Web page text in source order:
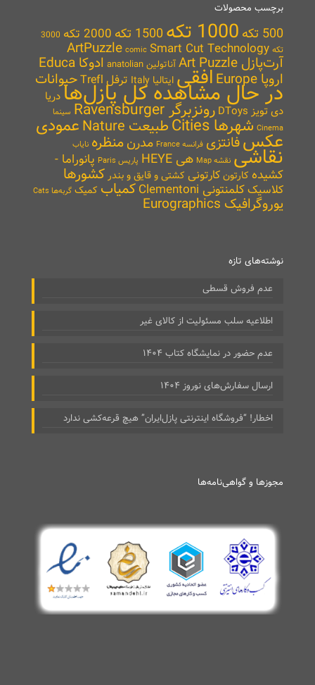
برچسب محصولات
500 تکه 1000 تکه 1500 تکه 2000 تکه
3000
تکه
ArtPuzzle comic Smart Cut Technology
آرت‌پازل Art Puzzle آناتولین anatolian ادوکا Educa
اروپا Europe افقی ایتالیا Italy ترفل Trefl حیواناتدر حال مشاهده کل پازل‌هادریا
دی تویز DToys
رونزبرگر Ravensburger
سینما
Cinema شهرها Cities طبیعت Nature عمودی
عکسفانتزی فرانسه France مدرنمنظره نایاب نقاشی نقشه Map هی HEYE پاریس Paris
پانوراما -
کشیده کارتونکارتونی کشتی و قایق و بندر کشورها
کلاسیککلمنتونی Clementoni کمیاب کمیک گربه‌ها Cats
یوروگرافیک Eurographics
نوشته‌های تازه
عدم فروش قسطی
اطلاعیه سلب مسئولیت از کالای غیر
عدم حضور در نمایشگاه کتاب ۱۴۰۴
ارسال سفارش‌های نوروز ۱۴۰۴
اخطار! “فروشگاه اینترنتی پازل‌ایران” هیچ قرعه‌کشی ندارد
مجوزها و گواهی‌نامه‌ها